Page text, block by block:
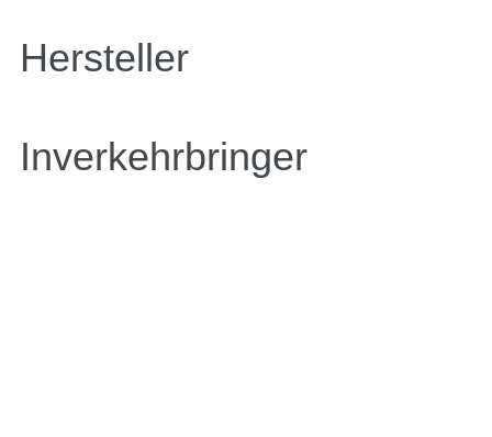
Hersteller
Inverkehrbringer